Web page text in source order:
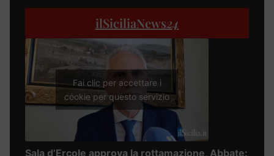
ilSiciliaNews24
Fai clic per accettare i
cookie per questo servizio
Sala d’Ercole approva la rottamazione, Abbate: